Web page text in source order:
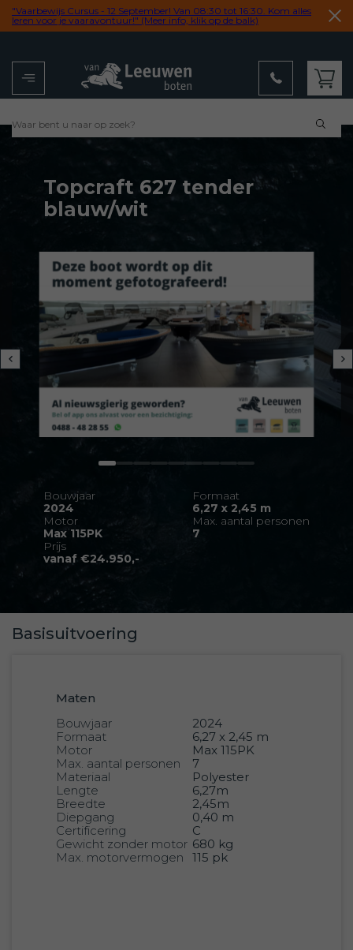
"Vaarbewijs Cursus - 12 September! Van 08:30 tot 16:30. Kom alles
leren voor je vaaravontuur!" (Meer info, klik op de balk)
Menu
Topcraft 627 tender
blauw/wit
Bouwjaar
2024
Formaat
6,27 x 2,45 m
Motor
Max 115PK
Max. aantal personen
7
Prijs
vanaf €24.950,-
Basisuitvoering
Maten
Bouwjaar
2024
Formaat
6,27 x 2,45 m
Motor
Max 115PK
Max. aantal personen
7
Materiaal
Polyester
Lengte
6,27m
Breedte
2,45m
Diepgang
0,40 m
Certificering
C
Gewicht zonder motor 680 kg
Max. motorvermogen
115 pk